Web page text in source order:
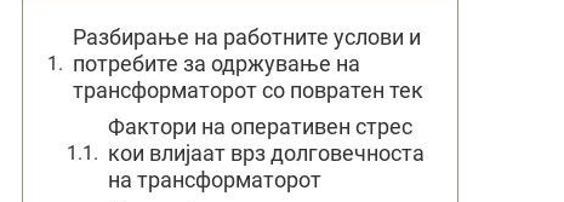
Разбирање на работните услови и
потребите за одржување на
трансформаторот со повратен тек
Фактори на оперативен стрес
кои влијаат врз долговечноста
на трансформаторот